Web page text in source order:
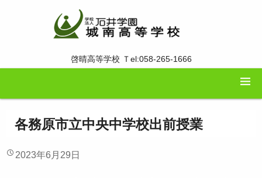
啓晴高等学校 Ｔel:058-265-1666
各務原市立中央中学校出前授業
2023年6月29日